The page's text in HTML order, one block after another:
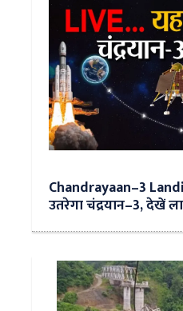
Chandrayaan–3
उतरेगा चंद्रयान–3, देखें